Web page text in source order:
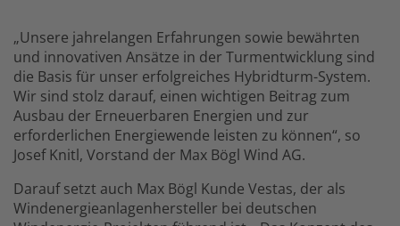
„Unsere jahrelangen Erfahrungen sowie bewährten
und innovativen Ansätze in der Turmentwicklung sind
die Basis für unser erfolgreiches Hybridturm-System.
Wir sind stolz darauf, einen wichtigen Beitrag zum
Ausbau der Erneuerbaren Energien und zur
erforderlichen Energiewende leisten zu können“, so
Josef Knitl, Vorstand der Max Bögl Wind AG.
Darauf setzt auch Max Bögl Kunde Vestas, der als
Windenergieanlagenhersteller bei deutschen